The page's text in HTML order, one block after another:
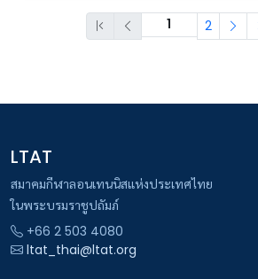
2
LTAT
สมาคมกีฬาลอนเทนนิสแห่งประเทศไทย
ในพระบรมราชูปถัมภ์
+66 2 503 4080
ltat_thai@ltat.org